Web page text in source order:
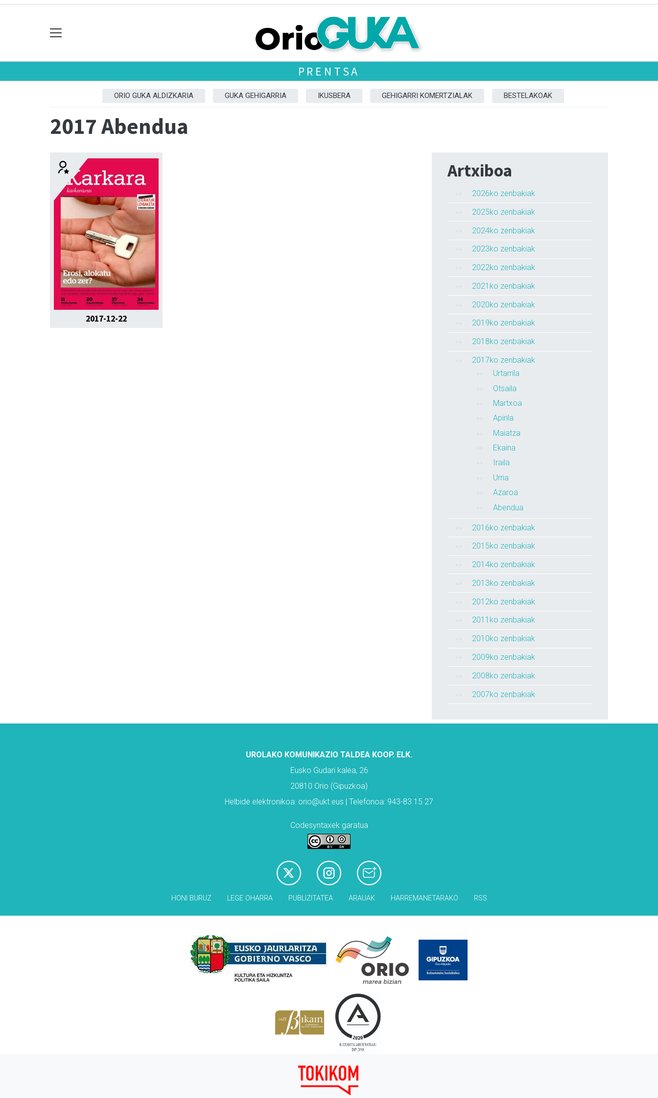
PRENTSA
ORIO GUKA ALDIZKARIA GUKA GEHIGARRIA IKUSBERA GEHIGARRI KOMERTZIALAK BESTELAKOAK
2017 Abendua
2017-12-22
Artxiboa
2026ko zenbakiak
2025ko zenbakiak
2024ko zenbakiak
2023ko zenbakiak
2022ko zenbakiak
2021ko zenbakiak
2020ko zenbakiak
2019ko zenbakiak
2018ko zenbakiak
2017ko zenbakiak
Urtarrila
Otsaila
Martxoa
Apirila
Maiatza
Ekaina
Iraila
Urria
Azaroa
Abendua
2016ko zenbakiak
2015ko zenbakiak
2014ko zenbakiak
2013ko zenbakiak
2012ko zenbakiak
2011ko zenbakiak
2010ko zenbakiak
2009ko zenbakiak
2008ko zenbakiak
2007ko zenbakiak
UROLAKO KOMUNIKAZIO TALDEA KOOP. ELK.
Eusko Gudari kalea, 26
20810 Orio (Gipuzkoa)
Helbide elektronikoa: orio@ukt.eus | Telefonoa: 943-83 15 27
Codesyntaxek garatua
HONI BURUZ LEGE OHARRA PUBLIZITATEA ARAUAK HARREMANETARAKO RSS